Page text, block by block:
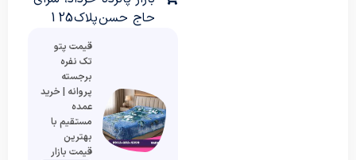
حاج حسن پلاک 125
قیمت پتو
تک نفره
برجسته
پروانه | خرید
عمده
مستقیم با
بهترین
قیمت بازار